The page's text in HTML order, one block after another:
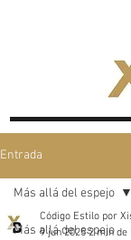
Entrada
Más allá del espejo
Más allá del espejo
Código Estilo por
9 jun 2025 2 min de